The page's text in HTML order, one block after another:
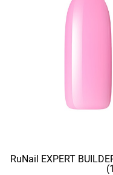
RuNail EXPERT